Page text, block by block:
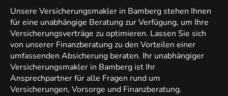
Unsere Versicherungsmakler in Bamberg stehen Ihnen
für eine unabhängige Beratung zur Verfügung, um Ihre
Versicherungsverträge zu optimieren. Lassen Sie sich
von unserer Finanzberatung zu den Vorteilen einer
umfassenden Absicherung beraten. Ihr unabhängiger
Versicherungsmakler in Bamberg ist Ihr
Ansprechpartner für alle Fragen rund um
Versicherungen, Vorsorge und Finanzberatung.